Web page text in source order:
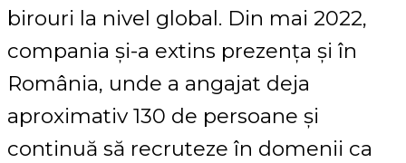
birouri la nivel global. Din mai 2022,
compania și-a extins prezența și în
România, unde a angajat deja
aproximativ 130 de persoane și
continuă să recruteze în domenii ca